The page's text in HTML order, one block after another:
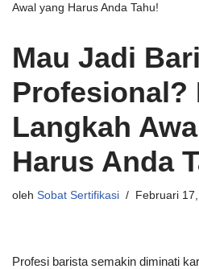
Awal yang Harus Anda Tahu!
Mau Jadi
Profesional?
Langkah
Harus Anda
oleh Sobat Sertifikasi Februari
Profesi barista semakin diminati